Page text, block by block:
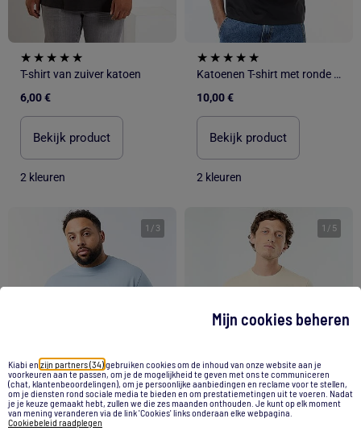
Mijn cookies beheren
Kiabi enzijn partners (34)gebruiken cookies om de inhoud van onze website aan je
voorkeuren aan te passen, om je de mogelijkheid te geven met ons te communiceren
(chat, klantenbeoordelingen), om je persoonlijke aanbiedingen en reclame voor te stellen,
om je diensten rond sociale media te bieden en om prestatiemetingen uit te voeren. Nadat
je je keuze gemaakt hebt, zullen we die zes maanden onthouden. Je kunt op elk moment
van mening veranderen via de link 'Cookies' links onderaan elke webpagina.
Cookiebeleid raadplegen
T-shirt van zuiver katoen
6,00 €
Bekijk product
2 kleuren
Katoenen T-shirt met ronde hals
10,00 €
Bekijk product
2 kleuren
1 / 3 1 / 5